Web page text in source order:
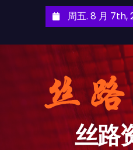
周五. 8 月 7th,
丝路